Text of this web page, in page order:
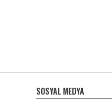
SOSYAL MEDYA